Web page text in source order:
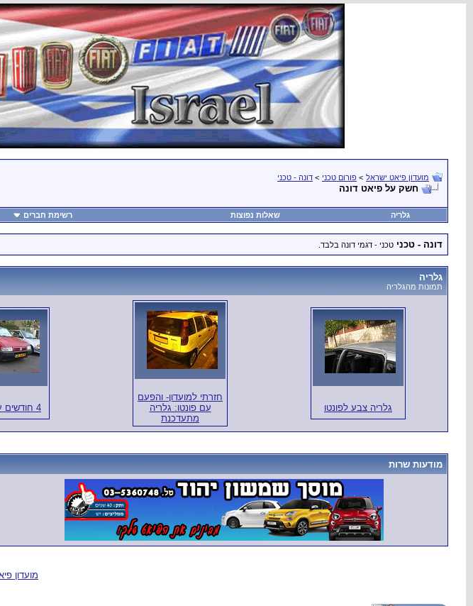
מועדון פיאט ישראל > פורום טכני > דונה - טכני
חשק על פיאט דונה
גלריה שאלות נפוצות רשימת חברים
דונה - טכני טכני - דגמי דונה בלבד.
גלריה
תמונות מהגלריה
גלריה צבע לפונטו
חזרתי למועדון- והפעם
עם פונטו: גלריה
מתעדכנת
4 חודשים עם האונו !
מודעות שרות
מועדון